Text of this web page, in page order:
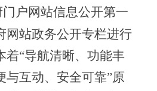
户网站信息公开第一
网站政务公开专栏进行
着“导航清晰、功能丰
与互动、安全可靠”原